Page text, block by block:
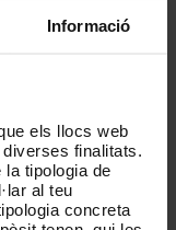
Informació
els llocs web
diverses finalitats.
la tipologia de
al teu
concreta
Govern
a Jurídic Bon